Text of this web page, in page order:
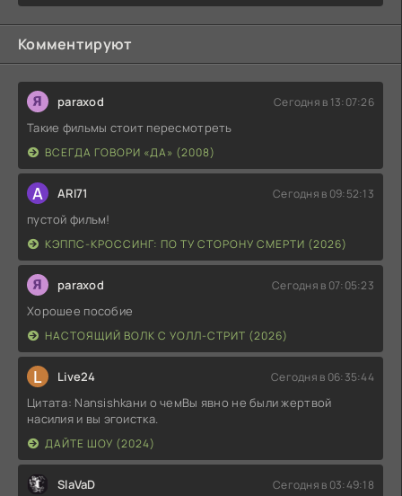
Комментируют
paraxod Сегодня в 13:07:26
Такие фильмы стоит пересмотреть
ВСЕГДА ГОВОРИ «ДА» (2008)
A ARI71 Сегодня в 09:52:13
пустой фильм!
КЭППС-КРОССИНГ: ПО ТУ СТОРОНУ СМЕРТИ (2026)
paraxod Сегодня в 07:05:23
Хорошее пособие
НАСТОЯЩИЙ ВОЛК С УОЛЛ-СТРИТ (2026)
L Live24 Сегодня в 06:35:44
Цитата: Nansishkaни о чемВы явно не были жертвой
насилия и вы эгоистка.
ДАЙТЕ ШОУ (2024)
SlaVaD Сегодня в 03:49:18